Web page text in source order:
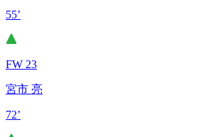
55’
FW 23
宮市 亮
72’